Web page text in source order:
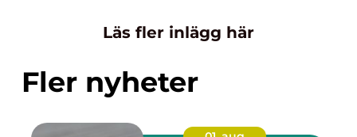
Läs fler inlägg här
Fler nyheter